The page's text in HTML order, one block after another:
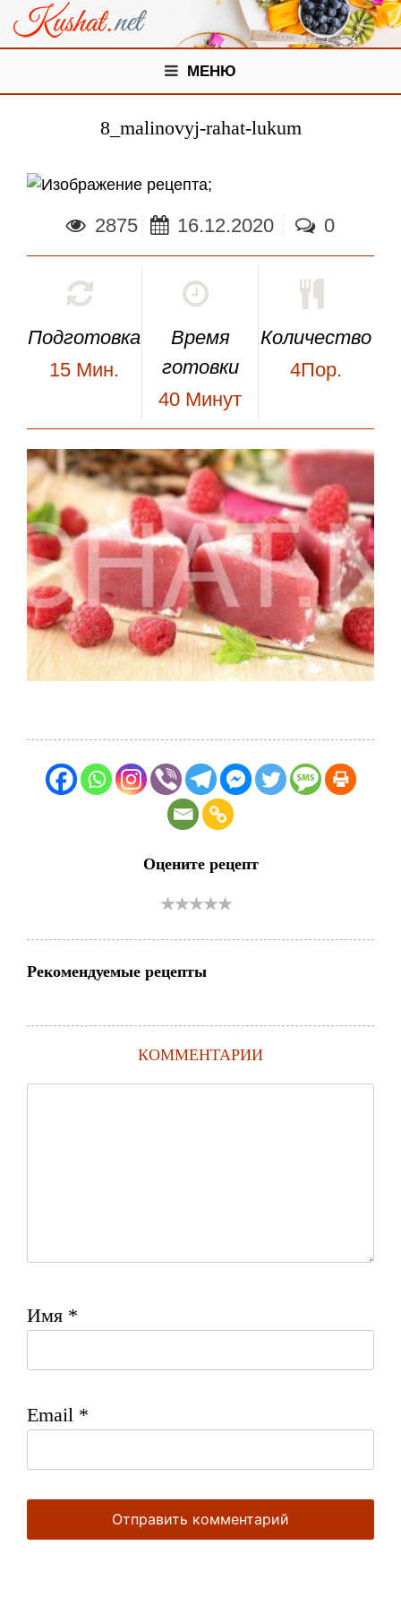
МЕНЮ
8_malinovyj-rahat-lukum
;
2875 16.12.2020 0
Подготовка
15 Мин.
Время
готовки
40 Минут
Количество
4Пор.
Оцените рецепт
Рекомендуемые рецепты
КОММЕНТАРИИ
Имя *
Email *